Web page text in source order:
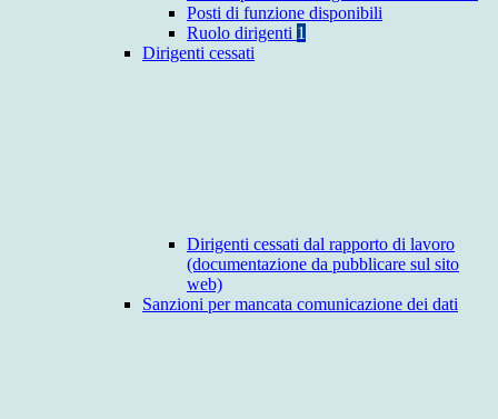
Posti di funzione disponibili
Ruolo dirigenti 1
Dirigenti cessati
Dirigenti cessati dal rapporto di lavoro
(documentazione da pubblicare sul sito
web)
Sanzioni per mancata comunicazione dei dati